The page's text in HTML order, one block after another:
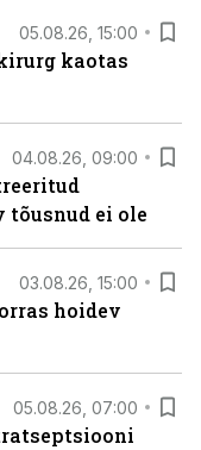
05.08.26, 15:00
kaotas
04.08.26, 09:00
tõusnud ei ole
03.08.26, 15:00
hoidev
05.08.26, 07:00